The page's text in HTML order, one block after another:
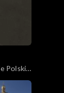
Polski?,